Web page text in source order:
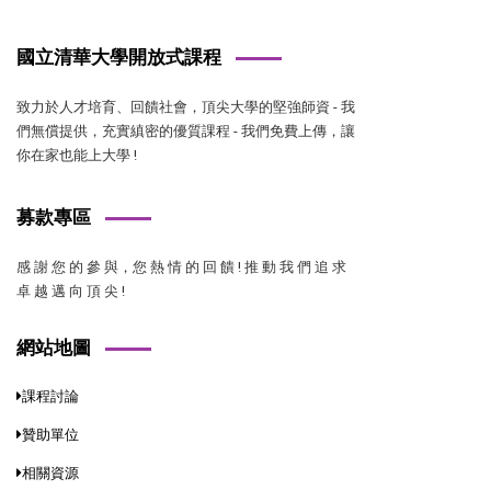
國立清華大學開放式課程
致力於人才培育、回饋社會，頂尖大學的堅強師資 - 我
們無償提供，充實縝密的優質課程 - 我們免費上傳，讓
你在家也能上大學 !
募款專區
感 謝 您 的 參 與，您 熱 情 的 回 饋 ! 推 動 我 們 追 求
卓 越 邁 向 頂 尖 !
網站地圖
課程討論
贊助單位
相關資源